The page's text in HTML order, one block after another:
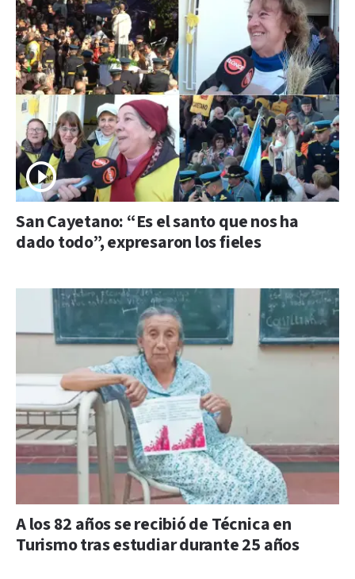
San Cayetano: “Es el santo que nos ha
dado todo”, expresaron los fieles
A los 82 años se recibió de Técnica en
Turismo tras estudiar durante 25 años